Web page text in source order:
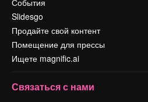
События
Slidesgo
Продайте свой контент
Помещение для прессы
Ищете magnific.ai
Связаться с нами